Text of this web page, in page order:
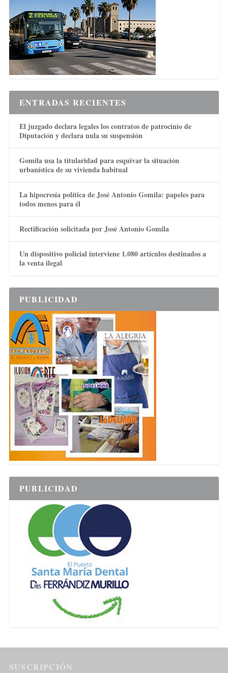
ENTRADAS RECIENTES
El juzgado declara legales los contratos de patrocinio de
Diputación y declara nula su suspensión
Gomila usa la titularidad para esquivar la situación
urbanística de su vivienda habitual
La hipocresía política de José Antonio Gomila: papeles para
todos menos para él
Rectificación solicitada por José Antonio Gomila
Un dispositivo policial interviene 1.080 artículos destinados a
la venta ilegal
PUBLICIDAD
PUBLICIDAD
SUSCRIPCIÓN